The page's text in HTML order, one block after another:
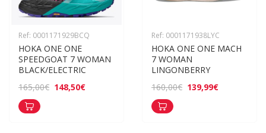
Ref: 0001171929BCQ
HOKA ONE ONE
SPEEDGOAT 7 WOMAN
BLACK/ELECTRIC
165,00€ 148,50€
Ref: 0001171938LYC
HOKA ONE ONE MACH
7 WOMAN
LINGONBERRY
160,00€ 139,99€